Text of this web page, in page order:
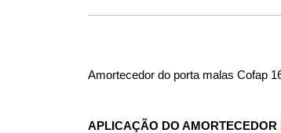
Amortecedor do porta malas Cofap
APLICAÇÃO DO